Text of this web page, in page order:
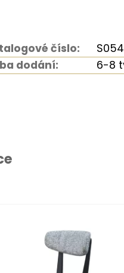
číslo:
dodání:
6-8